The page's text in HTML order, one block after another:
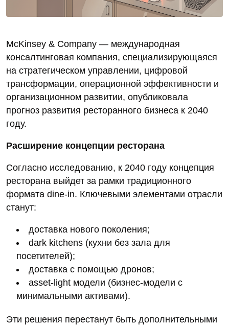
McKinsey & Company — международная
консалтинговая компания, специализирующаяся
на стратегическом управлении, цифровой
трансформации, операционной эффективности и
организационном развитии, опубликовала
прогноз развития ресторанного бизнеса к 2040
году.
Расширение концепции ресторана
Согласно исследованию, к 2040 году концепция
ресторана выйдет за рамки традиционного
формата dine‑in. Ключевыми элементами отрасли
станут:
доставка нового поколения;
dark kitchens (кухни без зала для
посетителей);
доставка с помощью дронов;
asset‑light модели (бизнес‑модели с
минимальными активами).
Эти решения перестанут быть дополнительными